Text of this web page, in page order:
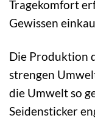
Tragekomfort
Gewissen
Die Produktion
strengen
die Umwelt so
Seidensticker